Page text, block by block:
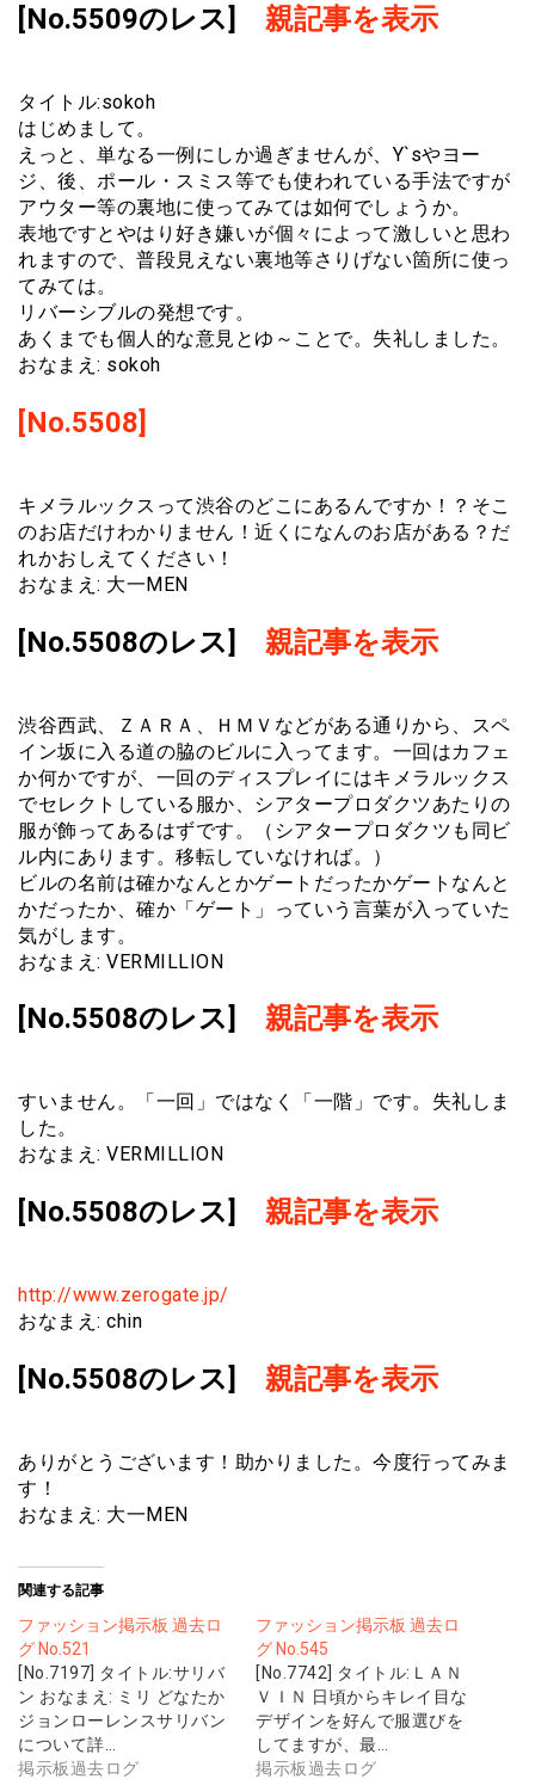
[No.5509のレス] 親記事を表示
タイトル:sokoh
はじめまして。
えっと、単なる一例にしか過ぎませんが、Y`sやヨー
ジ、後、ポール・スミス等でも使われている手法ですが
アウター等の裏地に使ってみては如何でしょうか。
表地ですとやはり好き嫌いが個々によって激しいと思わ
れますので、普段見えない裏地等さりげない箇所に使っ
てみては。
リバーシブルの発想です。
あくまでも個人的な意見とゆ～ことで。失礼しました。
おなまえ: sokoh
[No.5508]
キメラルックスって渋谷のどこにあるんですか！？そこ
のお店だけわかりません！近くになんのお店がある？だ
れかおしえてください！
おなまえ: 大一MEN
[No.5508のレス] 親記事を表示
渋谷西武、ＺＡＲＡ、ＨＭＶなどがある通りから、スペ
イン坂に入る道の脇のビルに入ってます。一回はカフェ
か何かですが、一回のディスプレイにはキメラルックス
でセレクトしている服か、シアタープロダクツあたりの
服が飾ってあるはずです。（シアタープロダクツも同ビ
ル内にあります。移転していなければ。）
ビルの名前は確かなんとかゲートだったかゲートなんと
かだったか、確か「ゲート」っていう言葉が入っていた
気がします。
おなまえ: VERMILLION
[No.5508のレス] 親記事を表示
すいません。「一回」ではなく「一階」です。失礼しま
した。
おなまえ: VERMILLION
[No.5508のレス] 親記事を表示
http://www.zerogate.jp/
おなまえ: chin
[No.5508のレス] 親記事を表示
ありがとうございます！助かりました。今度行ってみま
す！
おなまえ: 大一MEN
関連する記事
ファッション掲示板 過去ロ
グ No.521
[No.7197] タイトル:サリバ
ン おなまえ: ミリ どなたか
ジョンローレンスサリバン
について詳…
掲示板過去ログ
ファッション掲示板 過去ロ
グ No.545
[No.7742] タイトル:ＬＡＮ
ＶＩＮ 日頃からキレイ目な
デザインを好んで服選びを
してますが、最…
掲示板過去ログ